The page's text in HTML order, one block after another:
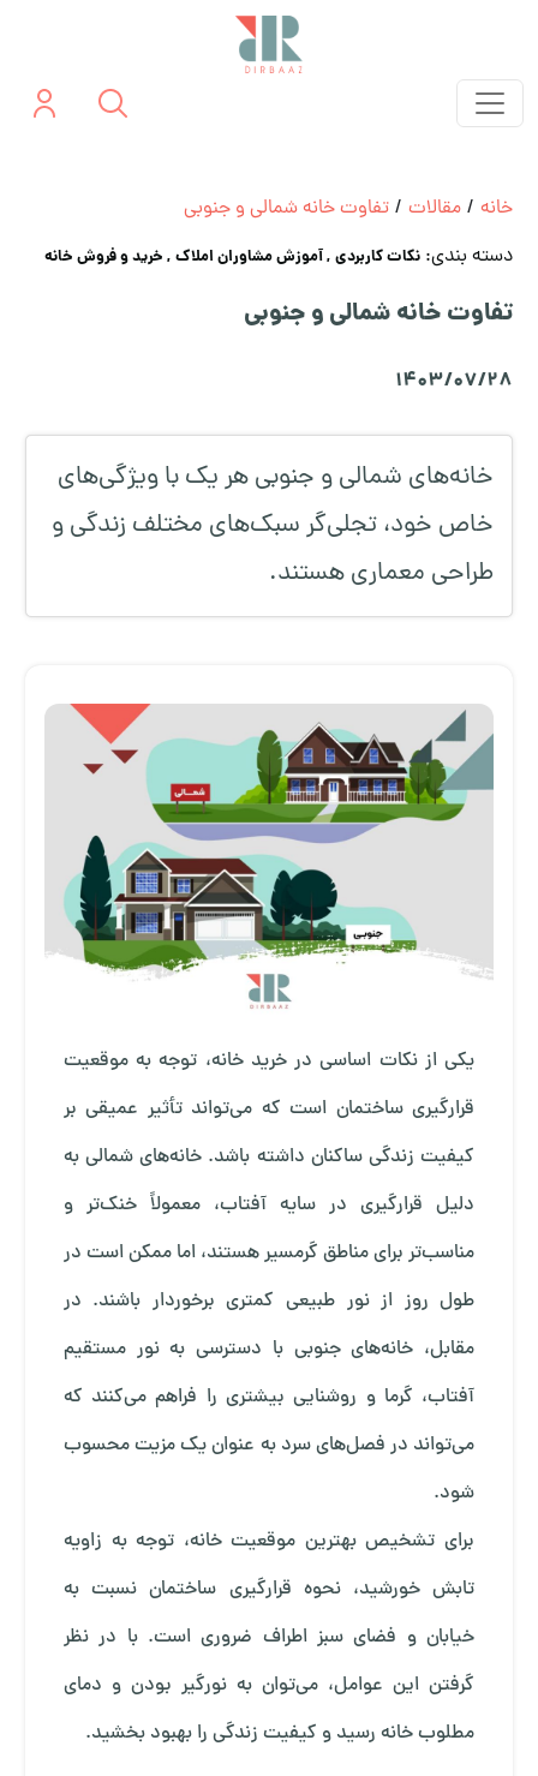
خانه / مقالات / تفاوت خانه شمالی و جنوبی
دسته بندی: نکات کاربردی, آموزش مشاوران املاک, خرید و فروش خانه
تفاوت خانه شمالی و جنوبی
1403/07/28
خانه‌های شمالی و جنوبی هر یک با ویژگی‌های
خاص خود، تجلی‌گر سبک‌های مختلف زندگی و
طراحی معماری هستند.
یکی از نکات اساسی در خرید خانه، توجه به موقعیت
قرارگیری ساختمان است که می‌تواند تأثیر عمیقی بر
کیفیت زندگی ساکنان داشته باشد. خانه‌های شمالی به
دلیل قرارگیری در سایه آفتاب، معمولاً خنک‌تر و
مناسب‌تر برای مناطق گرمسیر هستند، اما ممکن است در
طول روز از نور طبیعی کمتری برخوردار باشند. در
مقابل، خانه‌های جنوبی با دسترسی به نور مستقیم
آفتاب، گرما و روشنایی بیشتری را فراهم می‌کنند که
می‌تواند در فصل‌های سرد به عنوان یک مزیت محسوب
شود.
برای تشخیص بهترین موقعیت خانه، توجه به زاویه
تابش خورشید، نحوه قرارگیری ساختمان نسبت به
خیابان و فضای سبز اطراف ضروری است. با در نظر
گرفتن این عوامل، می‌توان به نورگیر بودن و دمای
مطلوب خانه رسید و کیفیت زندگی را بهبود بخشید.